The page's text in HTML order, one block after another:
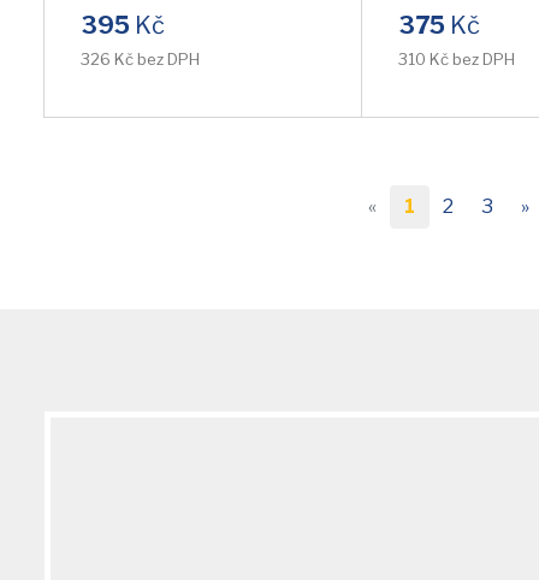
395 Kč
326 Kč bez DPH
375 Kč
310 Kč bez DPH
« 1 2 3 »